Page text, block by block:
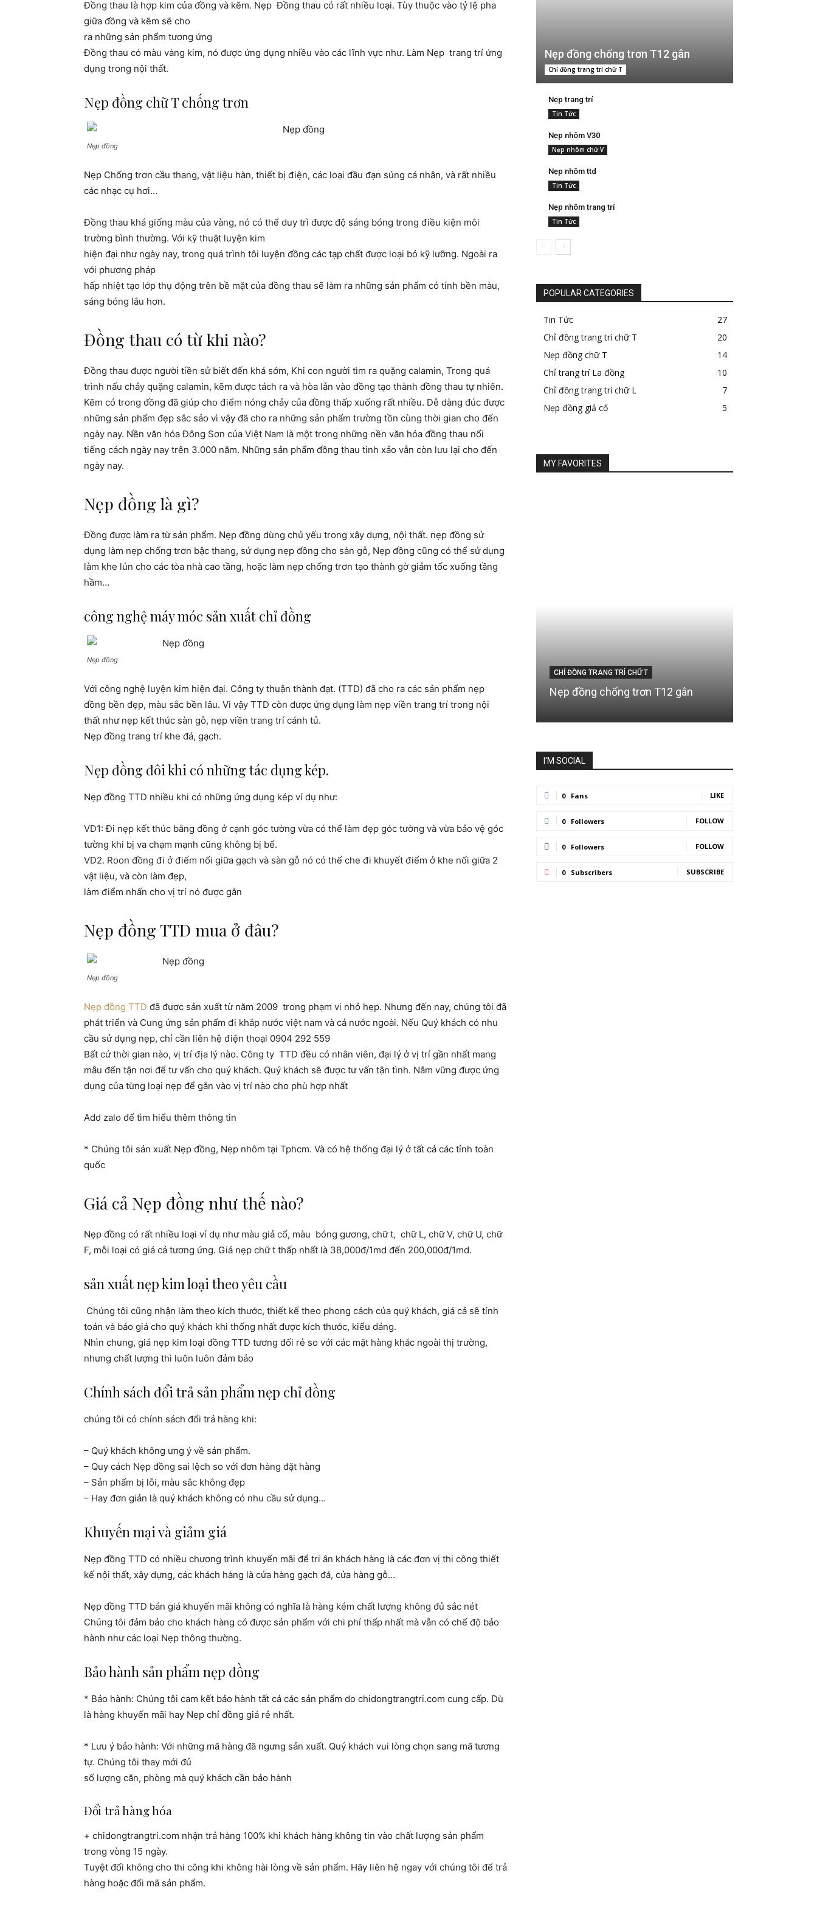
Đồng thau là hợp kim của đồng và kẽm. Nẹp Đồng thau có rất nhiều loại. Tùy thuộc vào tỷ lệ pha
giữa đồng và kẽm sẽ cho
ra những sản phẩm tương ứng
Đồng thau có màu vàng kim, nó được ứng dụng nhiều vào các lĩnh vực như. Làm Nẹp trang trí ứng
dụng trong nội thất.
Nẹp đồng chữ T chống trơn
Nẹp đồng
Nẹp Chống trơn cầu thang, vật liệu hàn, thiết bị điện, các loại đầu đạn súng cá nhân, và rất nhiều
các nhạc cụ hơi…
Đồng thau khá giống màu của vàng, nó có thể duy trì được độ sáng bóng trong điều kiện môi
trường bình thường. Với kỹ thuật luyện kim
hiện đại như ngày nay, trong quá trình tôi luyện đồng các tạp chất được loại bỏ kỹ lưỡng. Ngoài ra
với phương pháp
hấp nhiệt tạo lớp thụ động trên bề mặt của đồng thau sẽ làm ra những sản phẩm có tính bền màu,
sáng bóng lâu hơn.
Đồng thau có từ khi nào?
Đồng thau được người tiền sử biết đến khá sớm, Khi con người tìm ra quặng calamin, Trong quá
trình nấu chảy quặng calamin, kẽm được tách ra và hòa lẫn vào đồng tạo thành đồng thau tự nhiên.
Kẽm có trong đồng đã giúp cho điểm nóng chảy của đồng thấp xuống rất nhiều. Dễ dàng đúc được
những sản phẩm đẹp sắc sảo vì vậy đã cho ra những sản phẩm trường tồn cùng thời gian cho đến
ngày nay. Nền văn hóa Đông Sơn của Việt Nam là một trong những nền văn hóa đồng thau nổi
tiếng cách ngày nay trên 3.000 năm. Những sản phẩm đồng thau tinh xảo vẫn còn lưu lại cho đến
ngày nay.
Nẹp đồng là gì?
Đồng được làm ra từ sản phẩm. Nẹp đồng dùng chủ yếu trong xây dựng, nội thất. nẹp đồng sử
dụng làm nẹp chống trơn bậc thang, sử dụng nẹp đồng cho sàn gỗ, Nẹp đồng cũng có thể sử dụng
làm khe lún cho các tòa nhà cao tầng, hoặc làm nẹp chống trơn tạo thành gờ giảm tốc xuống tầng
hầm…
công nghệ máy móc sản xuất chỉ đồng
Nẹp đồng
Với công nghệ luyện kim hiện đại. Công ty thuận thành đạt. (TTD) đã cho ra các sản phẩm nẹp
đồng bền đẹp, màu sắc bền lâu. Vì vậy TTD còn được ứng dụng làm nẹp viền trang trí trong nội
thất như nẹp kết thúc sàn gỗ, nẹp viền trang trí cánh tủ.
Nẹp đồng trang trí khe đá, gạch.
Nẹp đồng đôi khi có những tác dụng kép.
Nẹp đồng TTD nhiều khi có những ứng dụng kép ví dụ như:
VD1: Đi nẹp kết thúc bằng đồng ở cạnh góc tường vừa có thể làm đẹp góc tường và vừa bảo vệ góc
tường khi bị va chạm mạnh cũng không bị bể.
VD2. Roon đồng đi ở điểm nối giữa gạch và sàn gỗ nó có thể che đi khuyết điểm ở khe nối giữa 2
vật liệu, và còn làm đẹp,
làm điểm nhấn cho vị trí nó được gắn
Nẹp đồng TTD mua ở đâu?
Nẹp đồng
Nẹp đồng TTD đã được sản xuất từ năm 2009 trong phạm vi nhỏ hẹp. Nhưng đến nay, chúng tôi đã
phát triển và Cung ứng sản phẩm đi khắp nước việt nam và cả nước ngoài. Nếu Quý khách có nhu
cầu sử dụng nẹp, chỉ cần liên hệ điện thoại 0904 292 559
Bất cứ thời gian nào, vị trí địa lý nào. Công ty TTD đều có nhân viên, đại lý ở vị trí gần nhất mang
mẫu đến tận nơi để tư vấn cho quý khách. Quý khách sẽ được tư vấn tận tình. Nắm vững được ứng
dụng của từng loại nẹp để gắn vào vị trí nào cho phù hợp nhất
Add zalo để tìm hiểu thêm thông tin
* Chúng tôi sản xuất Nẹp đồng, Nẹp nhôm tại Tphcm. Và có hệ thống đại lý ở tất cả các tỉnh toàn
quốc
Giá cả Nẹp đồng như thế nào?
Nẹp đồng có rất nhiều loại ví dụ như màu giả cổ, màu bóng gương, chữ t, chữ L, chữ V, chữ U, chữ
F, mỗi loại có giá cả tương ứng. Giá nẹp chữ t thấp nhất là 38,000đ/1md đến 200,000đ/1md.
sản xuất nẹp kim loại theo yêu cầu
Chúng tôi cũng nhận làm theo kích thước, thiết kế theo phong cách của quý khách, giá cả sẽ tính
toán và báo giá cho quý khách khi thống nhất được kích thước, kiểu dáng.
Nhìn chung, giá nẹp kim loại đồng TTD tương đối rẻ so với các mặt hàng khác ngoài thị trường,
nhưng chất lượng thì luôn luôn đảm bảo
Chính sách đổi trả sản phẩm nẹp chỉ đồng
chúng tôi có chính sách đổi trả hàng khi:
– Quý khách không ưng ý về sản phẩm.
– Quy cách Nẹp đồng sai lệch so với đơn hàng đặt hàng
– Sản phẩm bị lỗi, màu sắc không đẹp
– Hay đơn giản là quý khách không có nhu cầu sử dụng…
Khuyến mại và giảm giá
Nẹp đồng TTD có nhiều chương trình khuyến mãi để tri ân khách hàng là các đơn vị thi công thiết
kế nội thất, xây dựng, các khách hàng là cửa hàng gạch đá, cửa hàng gỗ…
Nẹp đồng TTD bán giá khuyến mãi không có nghĩa là hàng kém chất lượng không đủ sắc nét
Chúng tôi đảm bảo cho khách hàng có được sản phẩm với chi phí thấp nhất mà vẫn có chế độ bảo
hành như các loại Nẹp thông thường.
Bảo hành sản phẩm nẹp đồng
* Bảo hành: Chúng tôi cam kết bảo hành tất cả các sản phẩm do chidongtrangtri.com cung cấp. Dù
là hàng khuyến mãi hay Nẹp chỉ đồng giá rẻ nhất.
* Lưu ý bảo hành: Với những mã hàng đã ngưng sản xuất. Quý khách vui lòng chọn sang mã tương
tự. Chúng tôi thay mới đủ
số lượng căn, phòng mà quý khách cần bảo hành
Đổi trả hàng hóa
+ chidongtrangtri.com nhận trả hàng 100% khi khách hàng không tin vào chất lượng sản phẩm
trong vòng 15 ngày.
Tuyệt đối không cho thi công khi không hài lòng về sản phẩm. Hãy liên hệ ngay với chúng tôi để trả
hàng hoặc đổi mã sản phẩm.
Nẹp đồng chống trơn T12 gân
Chỉ đồng trang trí chữ T
Nẹp trang trí
Tin Tức
Nẹp nhôm V30
Nẹp nhôm chữ V
Nẹp nhôm ttd
Tin Tức
Nẹp nhôm trang trí
Tin Tức
POPULAR CATEGORIES
Tin Tức
27
Chỉ đồng trang trí chữ T
20
Nẹp đồng chữ T
14
Chỉ trang trí La đồng
10
Chỉ đồng trang trí chữ L
7
Nẹp đồng giả cổ
5
MY FAVORITES
CHỈ ĐỒNG TRANG TRÍ CHỮ T
Nẹp đồng chống trơn T12 gân
I'M SOCIAL
0 Fans LIKE
0 Followers FOLLOW
0 Followers FOLLOW
0 Subscribers SUBSCRIBE